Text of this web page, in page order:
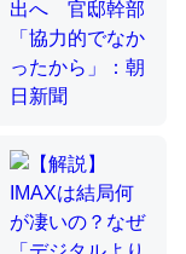
った。調べたら
程度。